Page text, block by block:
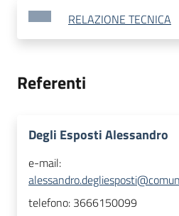
RELAZIONE TECNICA
Referenti
Degli Esposti Alessandro
e-mail:
telefono: 3666150099